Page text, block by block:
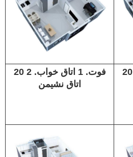
20 فوت. 1 اتاق خواب. 2
اتاق نشیمن
20 فوت. 2 اتاق خواب. 2